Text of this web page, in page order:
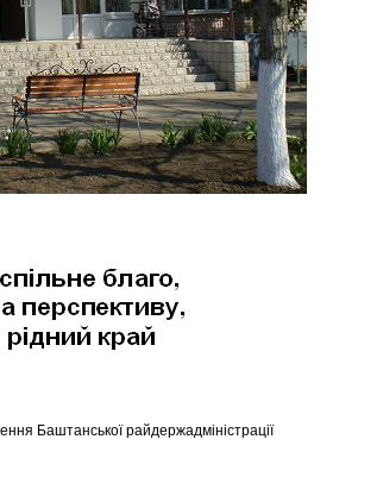
Баштанської райдержадміністрації